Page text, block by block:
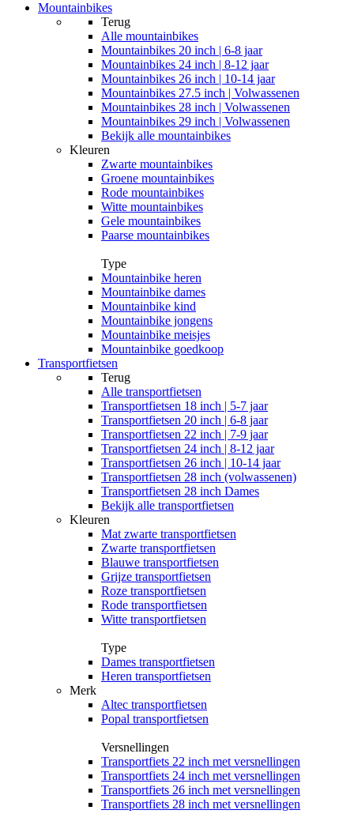
Mountainbikes
Terug
Alle mountainbikes
Mountainbikes 20 inch | 6-8 jaar
Mountainbikes 24 inch | 8-12 jaar
Mountainbikes 26 inch | 10-14 jaar
Mountainbikes 27.5 inch | Volwassenen
Mountainbikes 28 inch | Volwassenen
Mountainbikes 29 inch | Volwassenen
Bekijk alle mountainbikes
Kleuren
Zwarte mountainbikes
Groene mountainbikes
Rode mountainbikes
Witte mountainbikes
Gele mountainbikes
Paarse mountainbikes
Type
Mountainbike heren
Mountainbike dames
Mountainbike kind
Mountainbike jongens
Mountainbike meisjes
Mountainbike goedkoop
Transportfietsen
Terug
Alle transportfietsen
Transportfietsen 18 inch | 5-7 jaar
Transportfietsen 20 inch | 6-8 jaar
Transportfietsen 22 inch | 7-9 jaar
Transportfietsen 24 inch | 8-12 jaar
Transportfietsen 26 inch | 10-14 jaar
Transportfietsen 28 inch (volwassenen)
Transportfietsen 28 inch Dames
Bekijk alle transportfietsen
Kleuren
Mat zwarte transportfietsen
Zwarte transportfietsen
Blauwe transportfietsen
Grijze transportfietsen
Roze transportfietsen
Rode transportfietsen
Witte transportfietsen
Type
Dames transportfietsen
Heren transportfietsen
Merk
Altec transportfietsen
Popal transportfietsen
Versnellingen
Transportfiets 22 inch met versnellingen
Transportfiets 24 inch met versnellingen
Transportfiets 26 inch met versnellingen
Transportfiets 28 inch met versnellingen